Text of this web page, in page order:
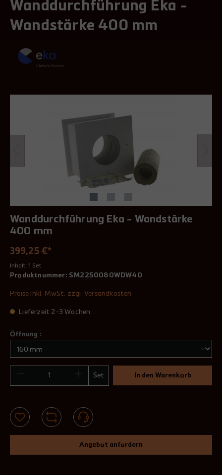
Wanddurchführung Eka -
Wandstärke 400 mm
Wanddurchführung Eka - Wandstärke
400 mm
399,25 €*
Inhalt: 1 Set
Produktnummer: SM2250080WDW40
Preise inkl. MwSt. zzgl. Versandkosten
Lieferzeit 2-3 Wochen
Öffnung :
Set In den Warenkorb
Angebot anfordern